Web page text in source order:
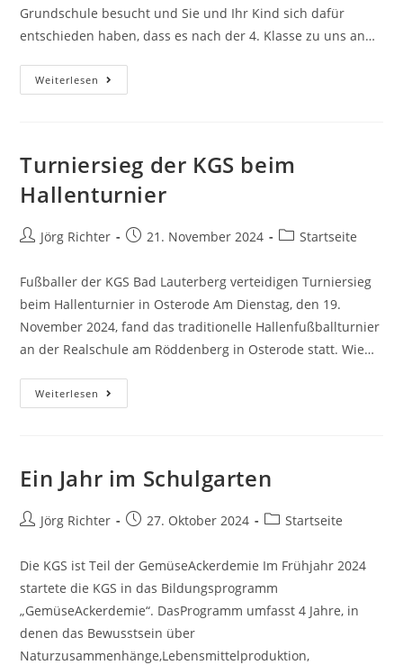
Grundschule besucht und Sie und Ihr Kind sich dafür
entschieden haben, dass es nach der 4. Klasse zu uns an…
Weiterlesen
Turniersieg der KGS beim
Hallenturnier
Jörg Richter 21. November 2024 Startseite
Fußballer der KGS Bad Lauterberg verteidigen Turniersieg
beim Hallenturnier in Osterode Am Dienstag, den 19.
November 2024, fand das traditionelle Hallenfußballturnier
an der Realschule am Röddenberg in Osterode statt. Wie…
Weiterlesen
Ein Jahr im Schulgarten
Jörg Richter 27. Oktober 2024 Startseite
Die KGS ist Teil der GemüseAckerdemie Im Frühjahr 2024
startete die KGS in das Bildungsprogramm
„GemüseAckerdemie“. DasProgramm umfasst 4 Jahre, in
denen das Bewusstsein über
Naturzusammenhänge,Lebensmittelproduktion,